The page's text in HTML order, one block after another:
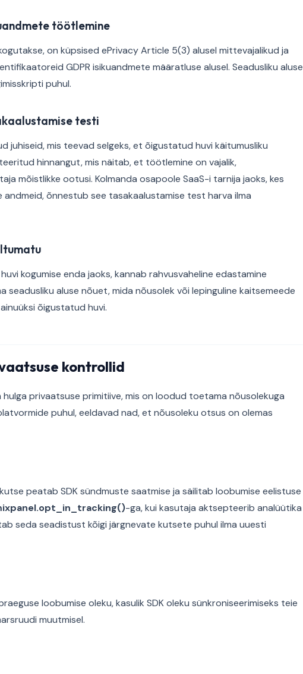
töötlemine
on küpsised ePrivacy Article 5(3) alusel mittevajalikud ja
GDPR isikuandmete määratluse alusel. Seadusliku aluse
puhul.
testi
juhiseid, mis teevad selgeks, et õigustatud huvi käitumusliku
hinnangut, mis näitab, et töötlemine on vajalik,
mõistlikke ootusi. Kolmanda osapoole SaaS-i tarnija jaoks, kes
õnnestub see tasakaalustamise test harva ilma
kogumise enda jaoks, kannab rahvusvaheline edastamine
seadusliku aluse nõuet, mida nõusolek või lepinguline kaitsemeede
õigustatud huvi.
kontrollid
privaatsuse primitiive, mis on loodud toetama nõusolekuga
puhul, eeldavad nad, et nõusoleku otsus on olemas
kutse peatab SDK sündmuste saatmise ja säilitab loobumise eelistuse
-ga, kui kasutaja aktsepteerib analüütika
seda seadistust kõigi järgnevate kutsete puhul ilma uuesti
loobumise oleku, kasulik SDK oleku sünkroniseerimiseks teie
muutmisel.